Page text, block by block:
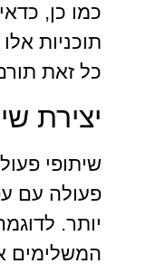
כמו כן,
תוכניות
כל זאת
יצירת
שיתופי
פעולה עם
יותר.
המשלימים